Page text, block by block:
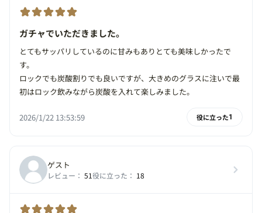
ガチャでいただきました。
とてもサッパリしているのに甘みもありとても美味しかったで
す。
ロックでも炭酸割りでも良いですが、大きめのグラスに注いで最
初はロック飲みながら炭酸を入れて楽しみました。
2026/1/22 13:53:59 役に立った1
ゲスト
レビュー： 51役に立った： 18